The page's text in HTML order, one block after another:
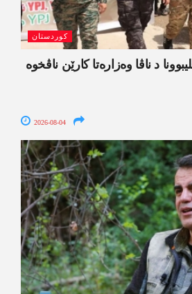
کوردستان
د ناڤا وەزارەتا کارێن ناڤخوە
2026-08-04